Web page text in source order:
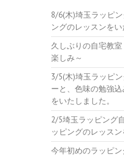
8/6(木)埼玉ラッピ
ングのレッスンを
久しぶりの自宅教
楽しみ～
3/5(木)埼玉ラッピ
ーと、色味の勉強
をいたしました。
2/5埼玉ラッピング
ッピングのレッスン
今年初めのラッピ